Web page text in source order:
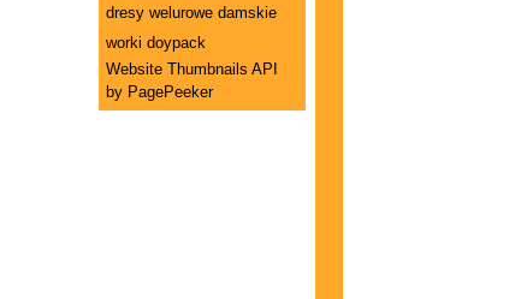
dresy welurowe damskie
worki doypack
Website Thumbnails API
by PagePeeker